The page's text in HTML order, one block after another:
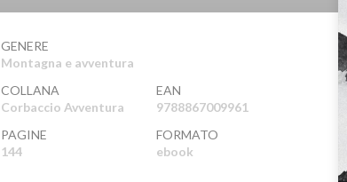
GENERE
Montagna e avventura
COLLANA
Corbaccio Avventura
EAN
9788867009961
PAGINE
144
FORMATO
ebook